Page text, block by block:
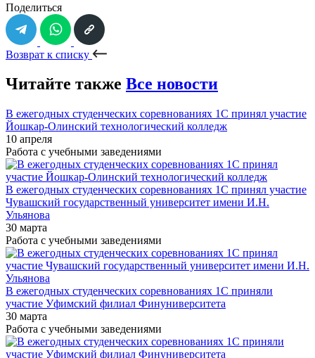
Поделиться
Возврат к списку
Читайте также Все новости
В ежегодных студенческих соревнованиях 1С принял участие
Йошкар-Олинский технологический колледж
10 апреля
Работа с учебными заведениями
В ежегодных студенческих соревнованиях 1С принял участие
Чувашский государственный университет имени И.Н.
Ульянова
30 марта
Работа с учебными заведениями
В ежегодных студенческих соревнованиях 1С приняли
участие Уфимский филиал Финуниверситета
30 марта
Работа с учебными заведениями